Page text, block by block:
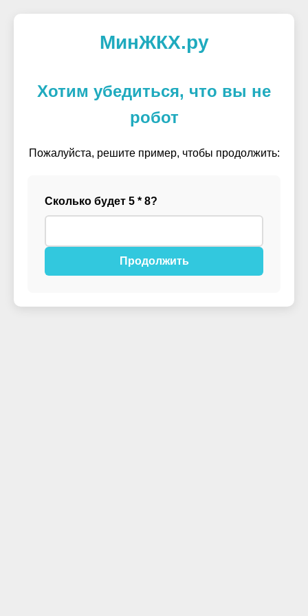
МинЖКХ.ру
Хотим убедиться, что вы не
робот
Пожалуйста, решите пример, чтобы продолжить:
Сколько будет 5 * 8?
Продолжить